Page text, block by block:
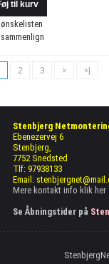
ønskelisten
sammenlign
2 3 > >|
Stenbjerg
Ebenezervej 6
Stenbjerg,
7752 Snedsted
Tlf: 97938133
Email:
Mere kontakt info klik her
Se Åbningstider på